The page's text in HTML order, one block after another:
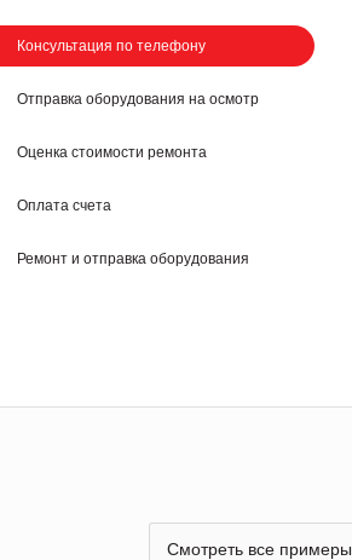
Консультация по телефону
Отправка оборудования на осмотр
Оценка стоимости ремонта
Оплата счета
Ремонт и отправка оборудования
Смотреть все примеры